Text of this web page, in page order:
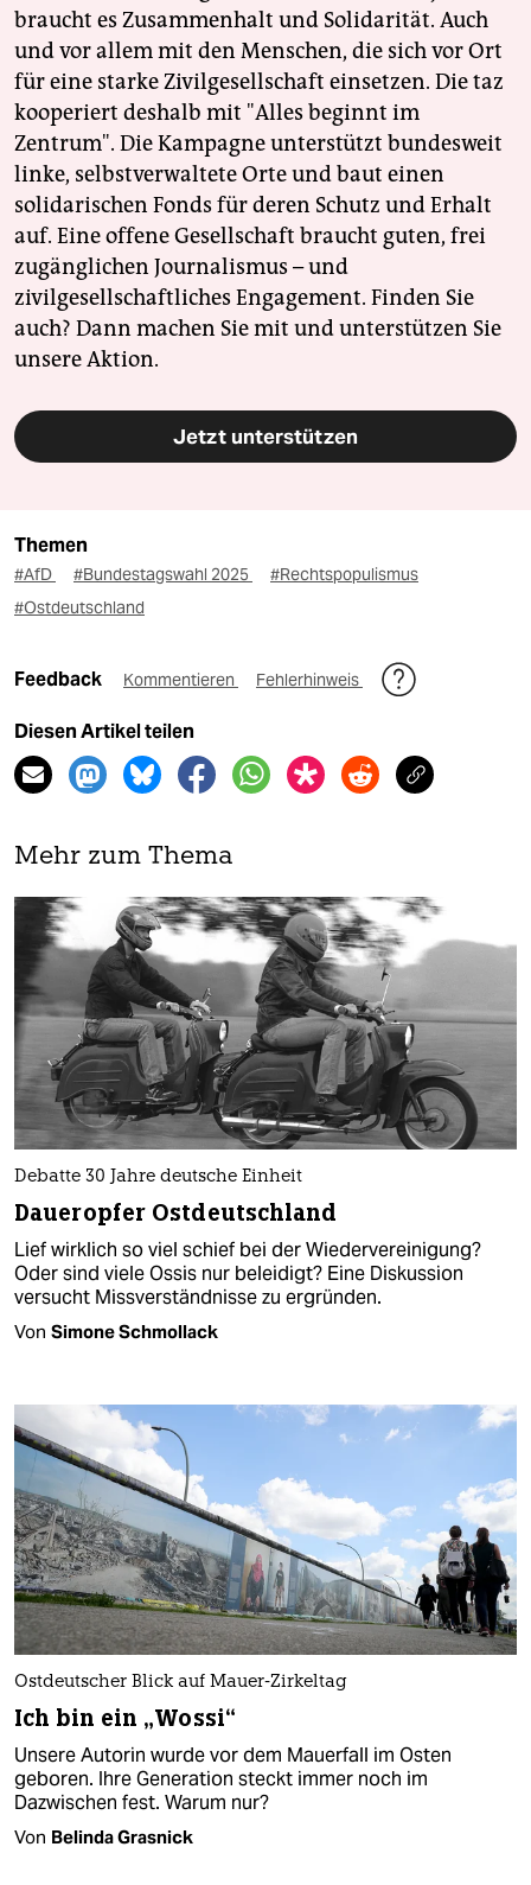
braucht es Zusammenhalt und Solidarität. Auch
und vor allem mit den Menschen, die sich vor Ort
für eine starke Zivilgesellschaft einsetzen. Die taz
kooperiert deshalb mit "Alles beginnt im
Zentrum". Die Kampagne unterstützt bundesweit
linke, selbstverwaltete Orte und baut einen
solidarischen Fonds für deren Schutz und Erhalt
auf. Eine offene Gesellschaft braucht guten, frei
zugänglichen Journalismus – und
zivilgesellschaftliches Engagement. Finden Sie
auch? Dann machen Sie mit und unterstützen Sie
unsere Aktion.
Jetzt unterstützen
Themen
#AfD #Bundestagswahl 2025
#Rechtspopulismus
#Ostdeutschland
Feedback Kommentieren Fehlerhinweis
Diesen Artikel teilen
Mehr zum Thema
Debatte 30 Jahre deutsche Einheit
Daueropfer Ostdeutschland
Lief wirklich so viel schief bei der Wiedervereinigung?
Oder sind viele Ossis nur beleidigt? Eine Diskussion
versucht Missverständnisse zu ergründen.
Von Simone Schmollack
Ostdeutscher Blick auf Mauer-Zirkeltag
Ich bin ein „Wossi“
Unsere Autorin wurde vor dem Mauerfall im Osten
geboren. Ihre Generation steckt immer noch im
Dazwischen fest. Warum nur?
Von Belinda Grasnick